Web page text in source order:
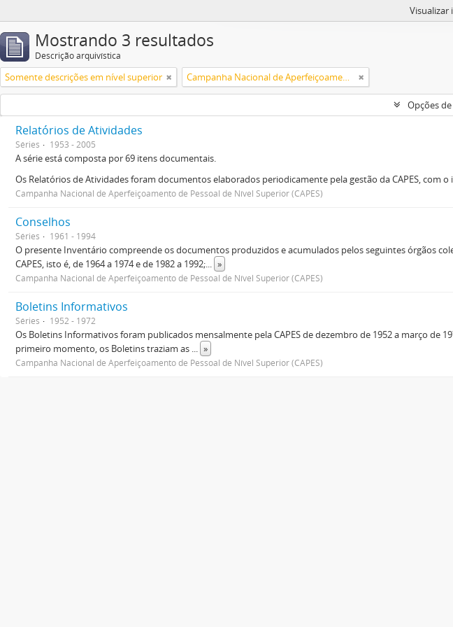
Visualizar
Mostrando 3 resultados
Descrição arquivística
Somente descrições em nível superior Campanha Nacional de Aperfeiçoamento de Pessoal de Nível Superior (CAPES)
Opções
Relatórios de Atividades
Séries 1953 - 2005
A série está composta por 69 itens documentais.
Os Relatórios de Atividades foram documentos elaborados periodicamente pela gestão da CAPES,
Campanha Nacional de Aperfeiçoamento de Pessoal de Nível Superior (CAPES)
Conselhos
Séries 1961 - 1994
O presente Inventário compreende os documentos produzidos e acumulados pelos seguintes órgãos
CAPES, isto é, de 1964 a 1974 e de 1982 a 1992;... »
Campanha Nacional de Aperfeiçoamento de Pessoal de Nível Superior (CAPES)
Boletins Informativos
Séries 1952 - 1972
Os Boletins Informativos foram publicados mensalmente pela CAPES de dezembro de 1952 a março de
primeiro momento, os Boletins traziam as ... »
Campanha Nacional de Aperfeiçoamento de Pessoal de Nível Superior (CAPES)